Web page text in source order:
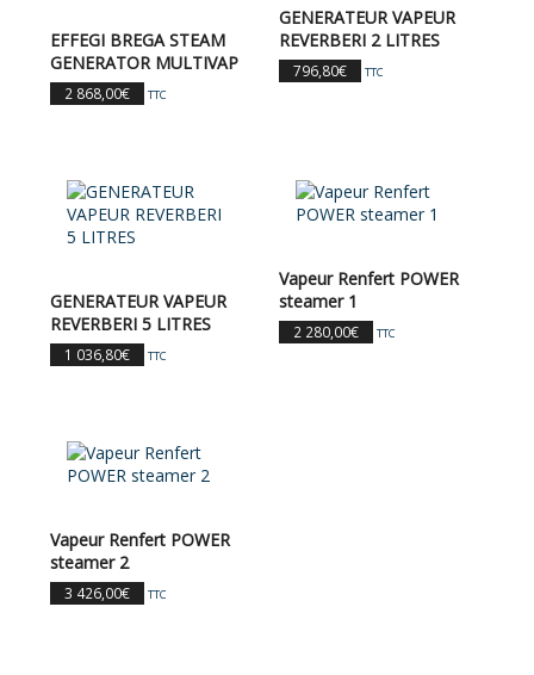
EFFEGI BREGA STEAM
GENERATOR MULTIVAP
2 868,00€ TTC
GENERATEUR VAPEUR
REVERBERI 2 LITRES
796,80€ TTC
GENERATEUR VAPEUR
REVERBERI 5 LITRES
1 036,80€ TTC
Vapeur Renfert POWER
steamer 1
2 280,00€ TTC
Vapeur Renfert POWER
steamer 2
3 426,00€ TTC